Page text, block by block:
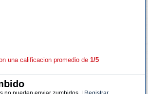
una calificacion promedio de 1/5